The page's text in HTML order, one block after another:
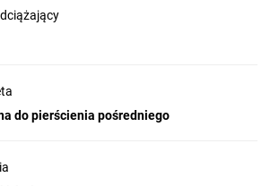
do pierścienia pośredniego